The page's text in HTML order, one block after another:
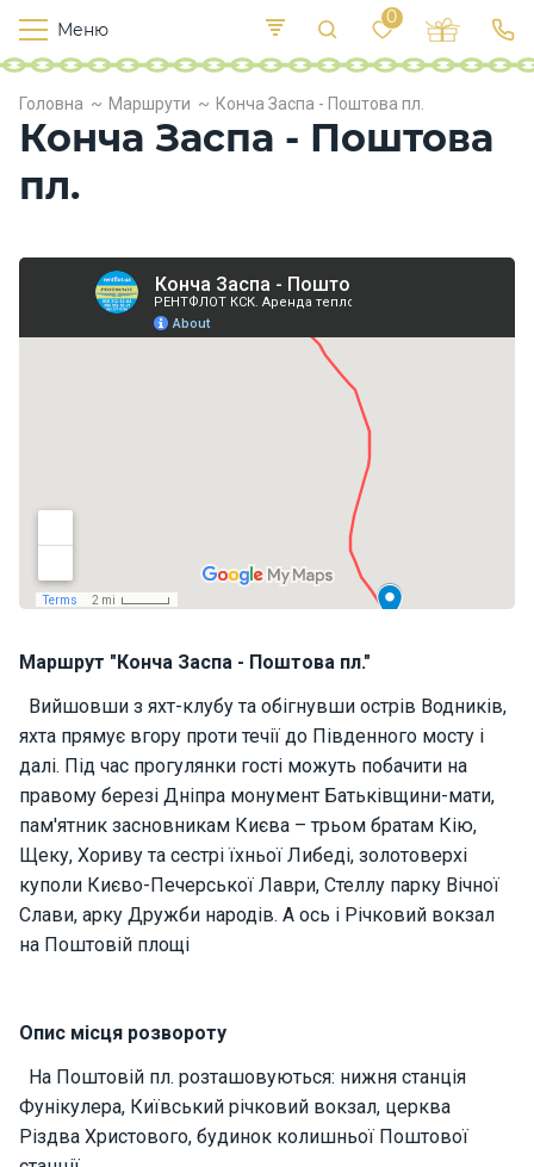
Головна Маршрути Конча Заспа - Поштова пл.
Конча Заспа - Поштова
пл.
Маршрут "Конча Заспа - Поштова пл."
Вийшовши з яхт-клубу та обігнувши острів Водників,
яхта прямує вгору проти течії до Південного мосту і
далі. Під час прогулянки гості можуть побачити на
правому березі Дніпра монумент Батьківщини-мати,
пам'ятник засновникам Києва – трьом братам Кію,
Щеку, Хориву та сестрі їхньої Либеді, золотоверхі
куполи Києво-Печерської Лаври, Стеллу парку Вічної
Слави, арку Дружби народів. А ось і Річковий вокзал
на Поштовій площі
Опис місця розвороту
На Поштовій пл. розташовуються: нижня станція
Фунікулера, Київський річковий вокзал, церква
Різдва Христового, будинок колишньої Поштової
Меню
0
Т
е
і
р
и
л
ь
н
і
я
х
т
и
о
о
р
н
К
в
У
р